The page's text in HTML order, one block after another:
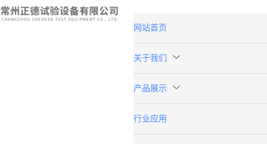
网站首页
关于我们
产品展示
行业应用